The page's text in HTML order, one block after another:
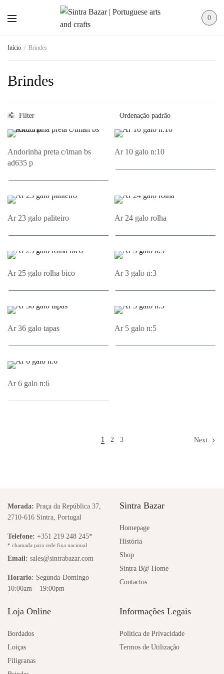
0
Início / Brindes
Brindes
Filter
Andorinha preta c/iman bs
ad635 p
Adicionar ao Orçamento
Ar 10 galo n:10
Ar 23 galo paliteiro
Adicionar ao Orçamento
Ar 24 galo rolha
Adicionar ao Orçamento
Ar 25 galo rolha bico
Adicionar ao Orçamento
Ar 3 galo n:3
Adicionar ao Orçamento
Ar 36 galo tapas
Adicionar ao Orçamento
Ar 5 galo n:5
Ar 6 galo n:6
1 2 3 Next
Morada: Praça da República 37,
2710-616 Sintra, Portugal
Telefone: +351 219 248 245*
* chamada para rede fixa nacional
Email: sales@sintrabazar.com
Horario: Segunda-Domingo
10:00am – 19:00pm
Sintra Bazar
Homepage
História
Shop
Sintra B@ Home
Contactos
Loja Online
Bordados
Loiças
Filigranas
Informações Legais
Politica de Privacidade
Termos de Utilização